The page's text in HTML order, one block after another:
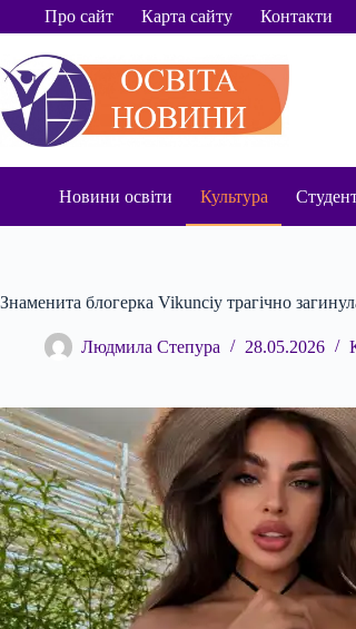
ПерейтиПро сайт Карта сайту Контакти
Новини освіти Культура
Знаменита блогерка Vikunciy трагічно
Людмила Степура 28.05.2026